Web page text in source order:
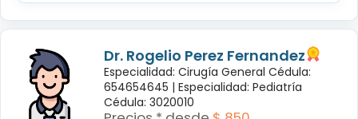
Dr. Rogelio Perez Fernandez
Especialidad: Cirugía General Cédula:
654654645 | Especialidad: Pediatría
Cédula: 3020010